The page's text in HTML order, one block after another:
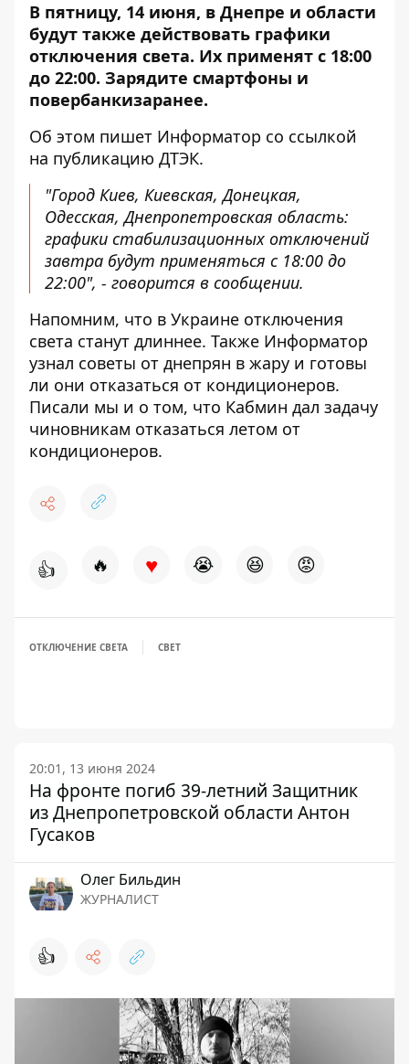
В пятницу, 14 июня, в Днепре и области
будут также действовать графики
отключения света. Их применят с 18:00
до 22:00. Зарядите смартфоны и
повербанкизаранее.
Об этом пишет Информатор со ссылкой
на публикацию ДТЭК.
"Город Киев, Киевская, Донецкая,
Одесская, Днепропетровская область:
графики стабилизационных отключений
завтра будут применяться с 18:00 до
22:00", - говорится в сообщении.
Напомним, что в Украине отключения
света станут длиннее. Также Информатор
узнал советы от днепрян в жару и готовы
ли они отказаться от кондиционеров.
Писали мы и о том, что Кабмин дал задачу
чиновникам отказаться летом от
кондиционеров.
👍 🔥 ♥ 😭 😆 😡
ОТКЛЮЧЕНИЕ СВЕТА СВЕТ
20:01, 13 июня 2024
На фронте погиб 39-летний Защитник
из Днепропетровской области Антон
Гусаков
Олег Бильдин
ЖУРНАЛИСТ
👍